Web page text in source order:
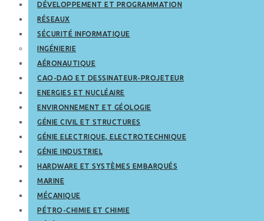
DÉVELOPPEMENT ET PROGRAMMATION
RÉSEAUX
SÉCURITÉ INFORMATIQUE
INGÉNIERIE
AÉRONAUTIQUE
CAO-DAO ET DESSINATEUR-PROJETEUR
ENERGIES ET NUCLÉAIRE
ENVIRONNEMENT ET GÉOLOGIE
GÉNIE CIVIL ET STRUCTURES
GÉNIE ELECTRIQUE, ELECTROTECHNIQUE
GÉNIE INDUSTRIEL
HARDWARE ET SYSTÈMES EMBARQUÉS
MARINE
MÉCANIQUE
PÉTRO-CHIMIE ET CHIMIE